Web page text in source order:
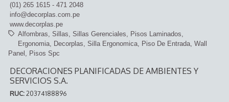
(01) 265 1615 - 471 2048
info@decorplas.com.pe
www.decorplas.pe
Alfombras
Sillas Sillas Gerenciales
Pisos Laminados
Ergonomia
Decorplas Silla Ergonomica Piso De Entrada Wall
Panel
Pisos Spc
DECORACIONES PLANIFICADAS DE AMBIENTES Y
SERVICIOS S.A.
RUC:20374188896